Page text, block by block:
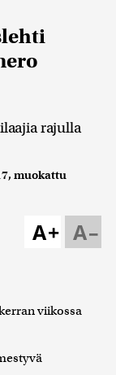
rajulla
, muokattu
A–
A+
viikossa